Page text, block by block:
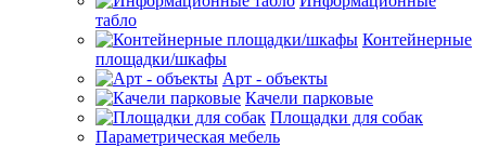
табло
Контейнерные
площадки/шкафы
Арт - объекты
Качели парковые
Площадки для собак
Параметрическая мебель